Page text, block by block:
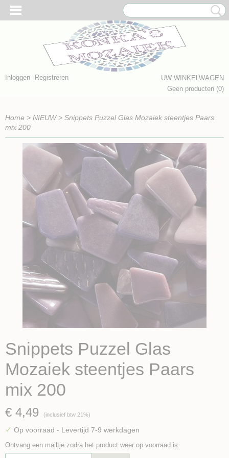
Inloggen Registreren
UW WINKELWAGEN
Geen producten (0)
Home > NIEUW> Snippets Puzzel Glas Mozaiek steentjes Paars
mix 200
Snippets Puzzel Glas
Mozaiek steentjes Paars
mix 200
€ 4,49 (inclusief btw 21%)
✓ Op voorraad - Levertijd 7-9 werkdagen
Ontvang een mailtje zodra het product weer op voorraad is.